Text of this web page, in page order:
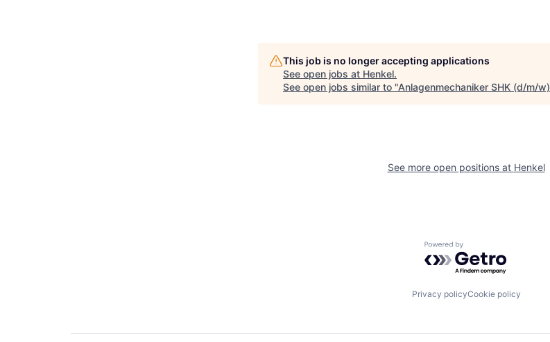
This job is no longer accepting applications
See open jobs at Henkel.
See open jobs similar to "Anlagenmechaniker SHK (d/m/w)
See more open positions at Henkel
Powered by Getro.com
Privacy policyCookie policy